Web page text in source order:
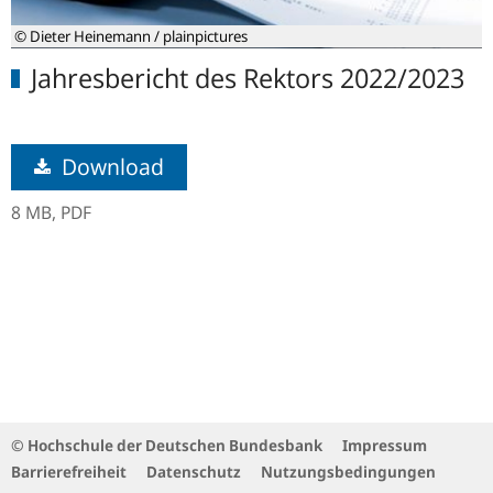
© Dieter Heinemann / plainpictures
Jahresbericht des Rektors 2022/2023
Download
8 MB, PDF
© Hochschule der Deutschen Bundesbank
Impressum
Barrierefreiheit
Datenschutz Nutzungsbedingungen